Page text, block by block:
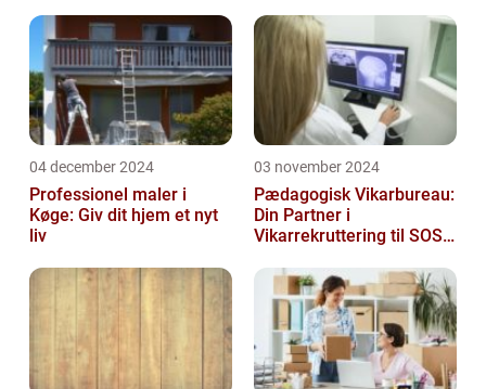
04 december 2024
Professionel maler i
Køge: Giv dit hjem et nyt
liv
03 november 2024
Pædagogisk Vikarbureau:
Din Partner i
Vikarrekruttering til SOSU